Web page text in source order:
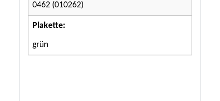
0462 (010262)
Plakette:
grün